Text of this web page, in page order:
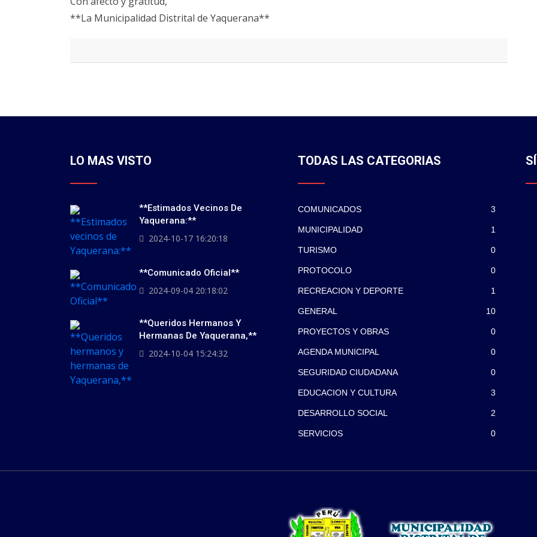
**La Municipalidad Distrital de Yaquerana**
LO MAS VISTO
**Estimados Vecinos De
Yaquerana:**
2024-10-17 16:20:18
**Comunicado Oficial**
2024-09-04 20:18:02
**Queridos Hermanos Y
Hermanas De Yaquerana,**
2024-10-04 15:24:32
TODAS LAS CATEGORIAS
COMUNICADOS 3
MUNICIPALIDAD 1
TURISMO 0
PROTOCOLO 0
RECREACION Y DEPORTE 1
GENERAL 10
PROYECTOS Y OBRAS 0
AGENDA MUNICIPAL 0
SEGURIDAD CIUDADANA 0
EDUCACION Y CULTURA 3
DESARROLLO SOCIAL 2
SERVICIOS 0